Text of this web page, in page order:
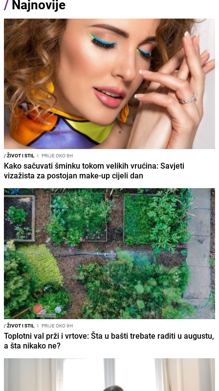
/ Najnovije
/ŽIVOT I STIL I PRIJE OKO 8H
Kako sačuvati šminku tokom velikih vrućina: Savjeti
vizažista za postojan make-up cijeli dan
/ŽIVOT I STIL I PRIJE OKO 9H
Toplotni val prži i vrtove: Šta u bašti trebate raditi u augustu,
a šta nikako ne?